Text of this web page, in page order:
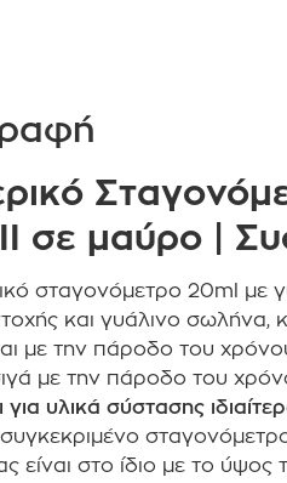
σε μαύρο |
σταγονόμετρο 20ml με
και γυάλινο σωλήνα,
με την πάροδο του
με την πάροδο του
για υλικά σύστασης
σταγονόμετρο
είναι στο ίδιο με το